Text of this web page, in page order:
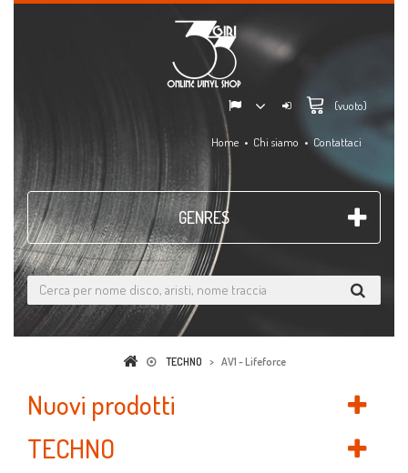
(vuoto)
Home Chi siamo Contattaci
GENRES
TECHNO > AV1 - Lifeforce
Nuovi prodotti
TECHNO